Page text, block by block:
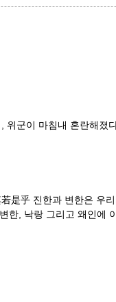
군이 마침내 혼란해
是乎 진한과 변한은
한, 낙랑 그리고 왜인